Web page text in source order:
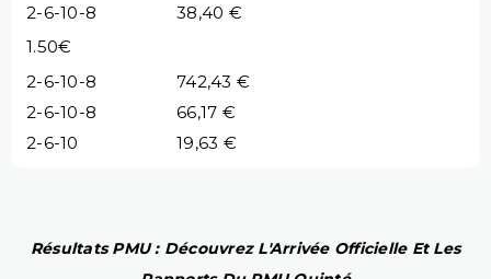
2-6-10-8
38,40 €
1.50€
2-6-10-8
742,43 €
2-6-10-8
66,17 €
2-6-10
19,63 €
Résultats PMU : Découvrez L'Arrivée Officielle Et Les